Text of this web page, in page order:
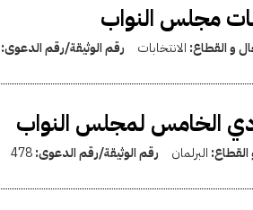
مجلس النواب
و القطاع: الانتخابات رقم الوثيقة/رقم الدعوى:
الخامس لمجلس النواب
القطاع: البرلمان رقم الوثيقة/رقم الدعوى:478